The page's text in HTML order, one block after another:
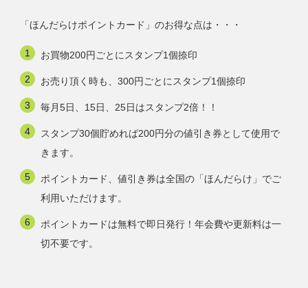
「ほんだらけポイントカード」のお得な点は・・・
お買物200円ごとにスタンプ1個捺印
お売り頂く時も、300円ごとにスタンプ1個捺印
毎月5日、15日、25日はスタンプ2倍！！
スタンプ30個貯めれば200円分の値引き券として使用で
きます。
ポイントカード、値引き券は全国の「ほんだらけ」でご
利用いただけます。
ポイントカードは無料で即日発行！年会費や更新料は一
切不要です。